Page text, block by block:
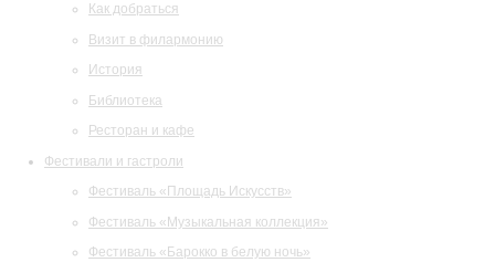
Как добраться
Визит в филармонию
История
Библиотека
Ресторан и кафе
Фестивали и гастроли
Фестиваль «Площадь Искусств»
Фестиваль «Музыкальная коллекция»
Фестиваль «Барокко в белую ночь»